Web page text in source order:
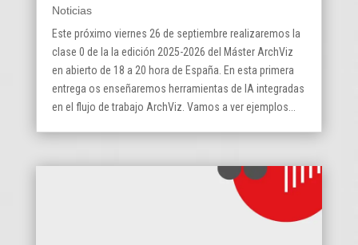
Noticias
Este próximo viernes 26 de septiembre realizaremos la
clase 0 de la la edición 2025-2026 del Máster ArchViz
en abierto de 18 a 20 hora de España. En esta primera
entrega os enseñaremos herramientas de IA integradas
en el flujo de trabajo ArchViz. Vamos a ver ejemplos...